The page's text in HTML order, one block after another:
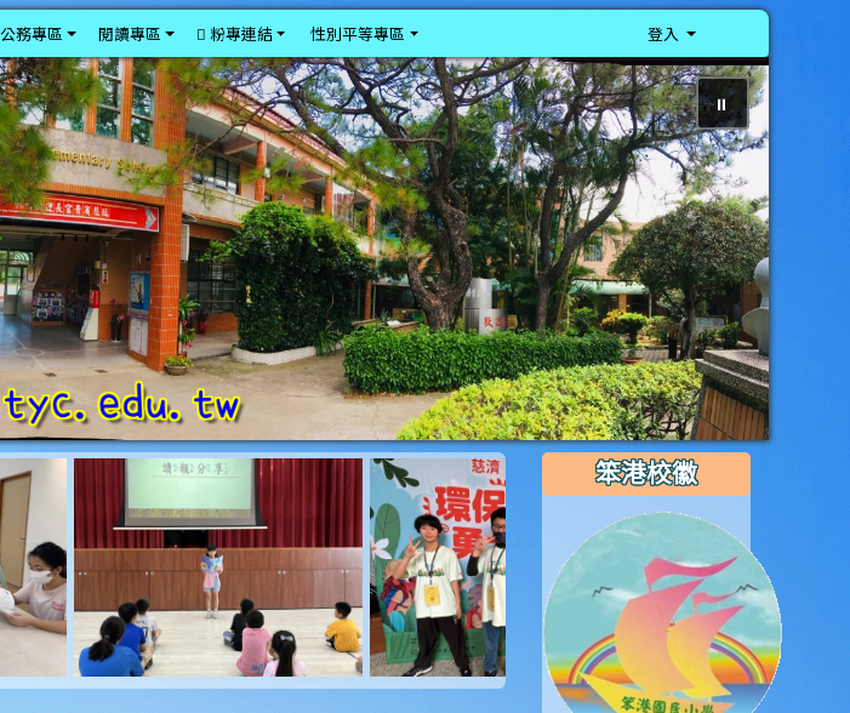
公務專區 閱讀專區 粉專連結 性別平等專區 登入
⏸
photo-209 photo-212 photo-220
笨港校徽